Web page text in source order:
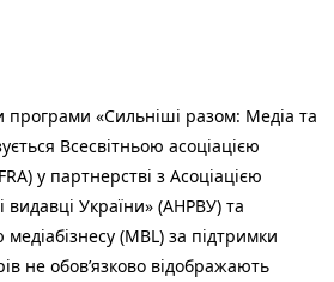
програми «Сильніші разом: Медіа та
Всесвітньою асоціацією
у партнерстві з Асоціацією
видавці України» (АНРВУ) та
(MBL) за підтримки
не обов’язково відображають